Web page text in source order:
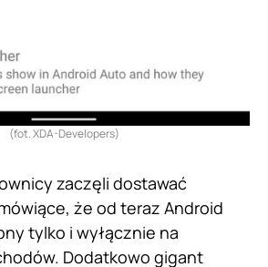
(fot. XDA-Developers)
zaczęli dostawać
że od teraz Android
tylko i wyłącznie na
Dodatkowo gigant